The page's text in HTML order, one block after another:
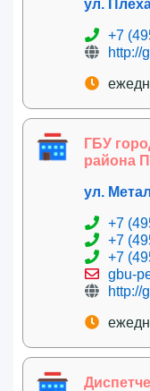
ул.
+7
http://
ГБУ
района
ул.
+7
+7
+7
gbu-
http://